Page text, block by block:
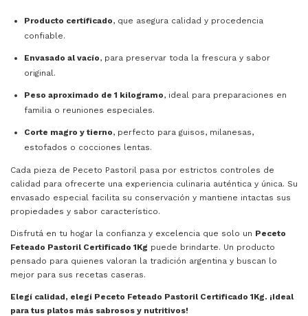
Producto certificado, que asegura calidad y procedencia
confiable.
Envasado al vacío, para preservar toda la frescura y sabor
original.
Peso aproximado de 1 kilogramo, ideal para preparaciones en
familia o reuniones especiales.
Corte magro y tierno, perfecto para guisos, milanesas,
estofados o cocciones lentas.
Cada pieza de Peceto Pastoril pasa por estrictos controles de
calidad para ofrecerte una experiencia culinaria auténtica y única. Su
envasado especial facilita su conservación y mantiene intactas sus
propiedades y sabor característico.
Disfrutá en tu hogar la confianza y excelencia que solo un Peceto
Feteado Pastoril Certificado 1Kg puede brindarte. Un producto
pensado para quienes valoran la tradición argentina y buscan lo
mejor para sus recetas caseras.
Elegí calidad, elegí Peceto Feteado Pastoril Certificado 1Kg. ¡Ideal
para tus platos más sabrosos y nutritivos!